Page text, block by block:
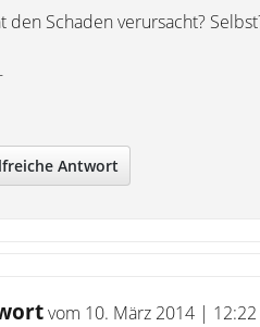
den Schaden verursacht?
e Antwort
vom 10. März 2014 | 12:22